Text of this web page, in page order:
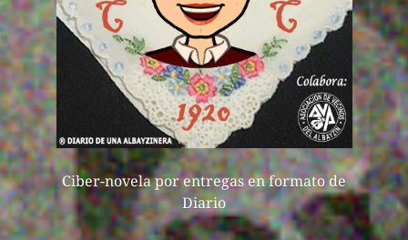
Ciber-novela por entregas en formato de
Diario